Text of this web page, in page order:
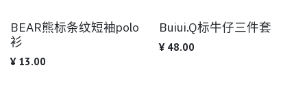
BEAR熊标条纹短袖polo
衫
¥ 13.00
Buiui.Q标牛仔三件套
¥ 48.00